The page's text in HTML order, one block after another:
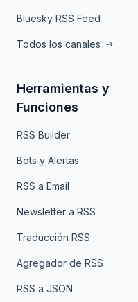
Bluesky RSS Feed
Todos los canales
Herramientas y
Funciones
RSS Builder
Bots y Alertas
RSS a Email
Newsletter a RSS
Traducción RSS
Agregador de RSS
RSS a JSON